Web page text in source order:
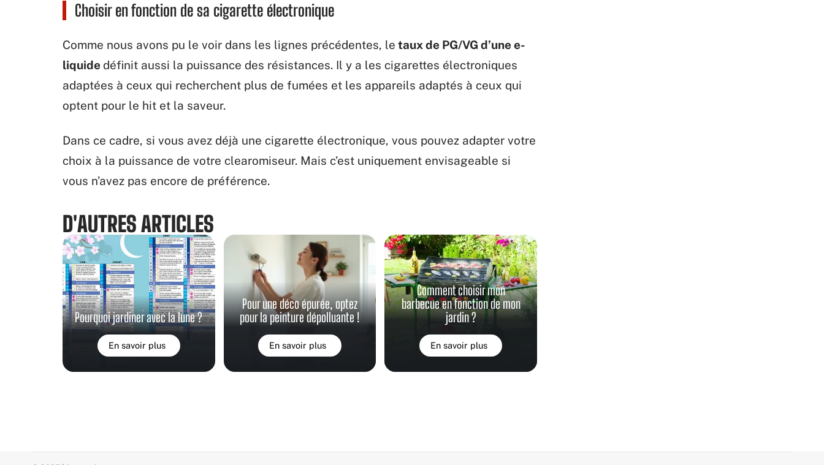
Choisir en fonction de sa cigarette électronique
Comme nous avons pu le voir dans les lignes précédentes, le taux de PG/VG d’une e-
liquide définit aussi la puissance des résistances. Il y a les cigarettes électroniques
adaptées à ceux qui recherchent plus de fumées et les appareils adaptés à ceux qui
optent pour le hit et la saveur.
Dans ce cadre, si vous avez déjà une cigarette électronique, vous pouvez adapter votre
choix à la puissance de votre clearomiseur. Mais c’est uniquement envisageable si
vous n’avez pas encore de préférence.
D'AUTRES ARTICLES
Pourquoi jardiner avec la lune ?
En savoir plus
Pour une déco épurée, optez
pour la peinture dépolluante !
En savoir plus
Comment choisir mon
barbecue en fonction de mon
jardin ?
En savoir plus